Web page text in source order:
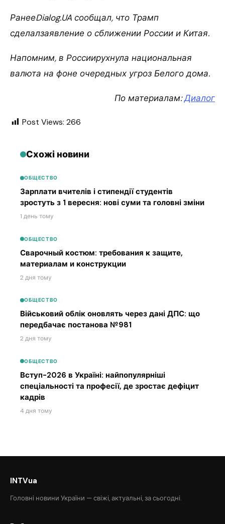
РанееDialog.UA сообщал, что Трамп
сделалзаявление о сближении России и Китая.
Напомним, в Россиирухнула национальная
валюта на фоне очередных угроз Белого дома.
По материалам:Диалог
Post Views: 266
Схожі новини
ОБЩЕСТВО
Зарплати вчителів і стипендії студентів
зростуть з 1 вересня: нові суми та головні зміни
1 день тому
ОБЩЕСТВО
Сварочный костюм: требования к защите,
материалам и конструкции
2 дня тому
ОБЩЕСТВО
Військовий облік оновлять через дані ДПС: що
передбачає постанова №981
2 дня тому
ОБЩЕСТВО
Вступ-2026 в Україні: найпопулярніші
спеціальності та професії, де зростає дефіцит
кадрів
4 дня тому
INTVua
Головні новини України — свіжі, актуальні, за сьогодні.